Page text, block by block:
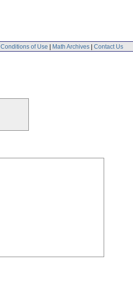
Conditions of Use | Math Archives | Contact Us